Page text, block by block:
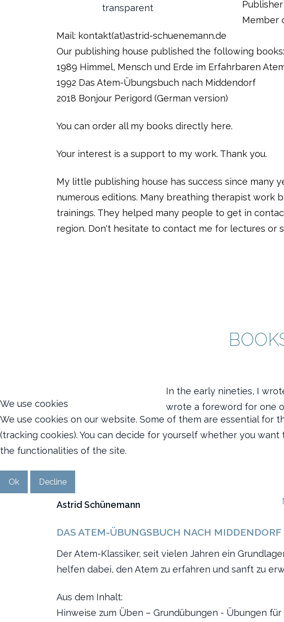
Member
Mail: kontakt(at)astrid-schuenemann.de
Our publishing house published the following books:
1989 Himmel, Mensch und Erde im Erfahrbaren
1992 Das Atem-Übungsbuch nach Middendorf
2018 Bonjour Perigord (German version)
You can order all my books directly here.
Your interest is a support to my work. Thank you.
My little publishing house has success since many
numerous editions. Many breathing therapist work
trainings. They helped many people to get in
region. Don't hesitate to contact me for lectures or
In the early nineties, I
wrote a foreword for one
Astrid Schünemann
DAS ATEM-ÜBUNGSBUCH NACH MIDDENDORF
Der Atem-Klassiker, seit vielen Jahren ein
helfen dabei, den Atem zu erfahren und sanft zu
Aus dem Inhalt:
Hinweise zum Üben – Grundübungen - Übungen
We use cookies
We use cookies on our website. Some of them are essential
(tracking cookies). You can decide for yourself whether you
the functionalities of the site.
Ok Decline